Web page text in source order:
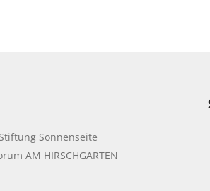
Sonnenseite
AM HIRSCHGARTEN